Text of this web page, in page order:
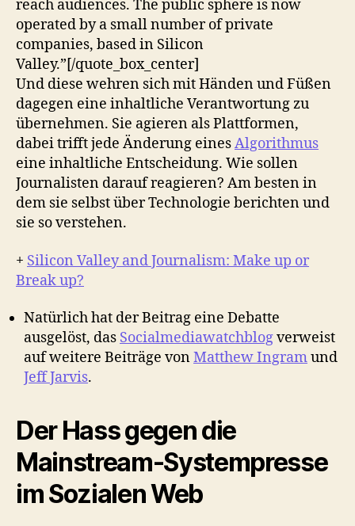
reach audiences. The public sphere is now
operated by a small number of private
companies, based in Silicon
Valley.”[/quote_box_center]
Und diese wehren sich mit Händen und Füßen
dagegen eine inhaltliche Verantwortung zu
übernehmen. Sie agieren als Plattformen,
dabei trifft jede Änderung einesAlgorithmus
eine inhaltliche Entscheidung. Wie sollen
Journalisten darauf reagieren? Am besten in
dem sie selbst über Technologie berichten und
sie so verstehen.
+ Silicon Valley and Journalism: Make up or
Break up?
Natürlich hat der Beitrag eine Debatte
ausgelöst, das Socialmediawatchblogverweist
auf weitere Beiträge vonMatthew Ingramund
Jeff Jarvis.
Der Hass gegen die
Mainstream-Systempresse
im Sozialen Web